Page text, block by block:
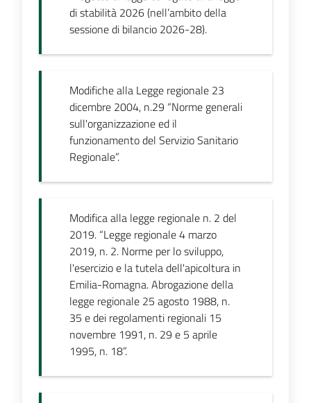
di stabilità 2026 (nell’ambito della
sessione di bilancio 2026-28).
Modifiche alla Legge regionale 23
dicembre 2004, n.29 “Norme generali
sull'organizzazione ed il
funzionamento del Servizio Sanitario
Regionale”.
Modifica alla legge regionale n. 2 del
2019. “Legge regionale 4 marzo
2019, n. 2. Norme per lo sviluppo,
l'esercizio e la tutela dell'apicoltura in
Emilia-Romagna. Abrogazione della
legge regionale 25 agosto 1988, n.
35 e dei regolamenti regionali 15
novembre 1991, n. 29 e 5 aprile
1995, n. 18”.